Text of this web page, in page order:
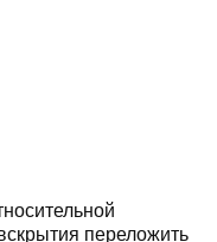
переложить